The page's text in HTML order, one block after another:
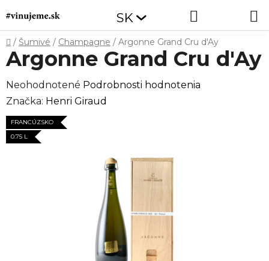
na
obsah
SK
Domov
/ Šumivé / Champagne / Argonne Grand Cru d'Ay
Argonne Grand Cru d'Ay
Priemerné
hodnotenie
produktu
je
Neohodnotené Podrobnosti hodnotenia
Značka: Henri Giraud
FRANCÚZSKO
0.75 L